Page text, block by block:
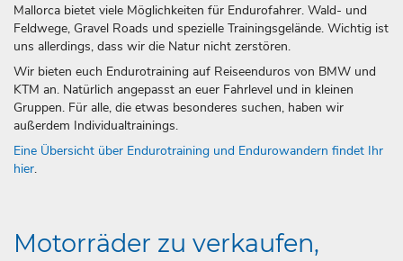
Mallorca bietet viele Möglichkeiten für Endurofahrer. Wald- und
Feldwege, Gravel Roads und spezielle Trainingsgelände. Wichtig ist
uns allerdings, dass wir die Natur nicht zerstören.
Wir bieten euch Endurotraining auf Reiseenduros von BMW und
KTM an. Natürlich angepasst an euer Fahrlevel und in kleinen
Gruppen. Für alle, die etwas besonderes suchen, haben wir
außerdem Individualtrainings.
Eine Übersicht über Endurotraining und Endurowandern findet Ihr
hier.
Motorräder zu verkaufen,